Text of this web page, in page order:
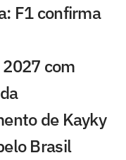
F1 confirma
com
de Kayky
Brasil